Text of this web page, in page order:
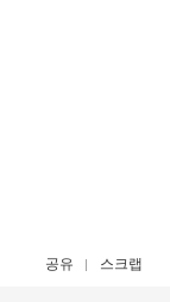
공유 스크랩